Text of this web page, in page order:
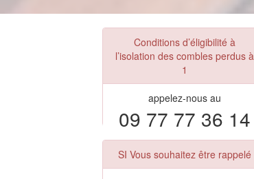
Conditions d’éligibilité à
l’isolation des combles perdus à
1
appelez-nous au
09 77 77 36 14
SI Vous souhaitez être rappelé